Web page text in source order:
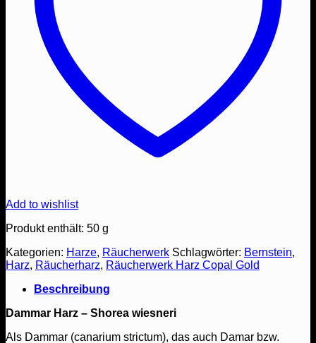
Add to wishlist
Produkt enthält: 50 g
Kategorien: Harze, Räucherwerk Schlagwörter: Bernstein,
Harz, Räucherharz, Räucherwerk Harz Copal Gold
Beschreibung
Dammar Harz – Shorea wiesneri
Als Dammar (canarium strictum), das auch Damar bzw.